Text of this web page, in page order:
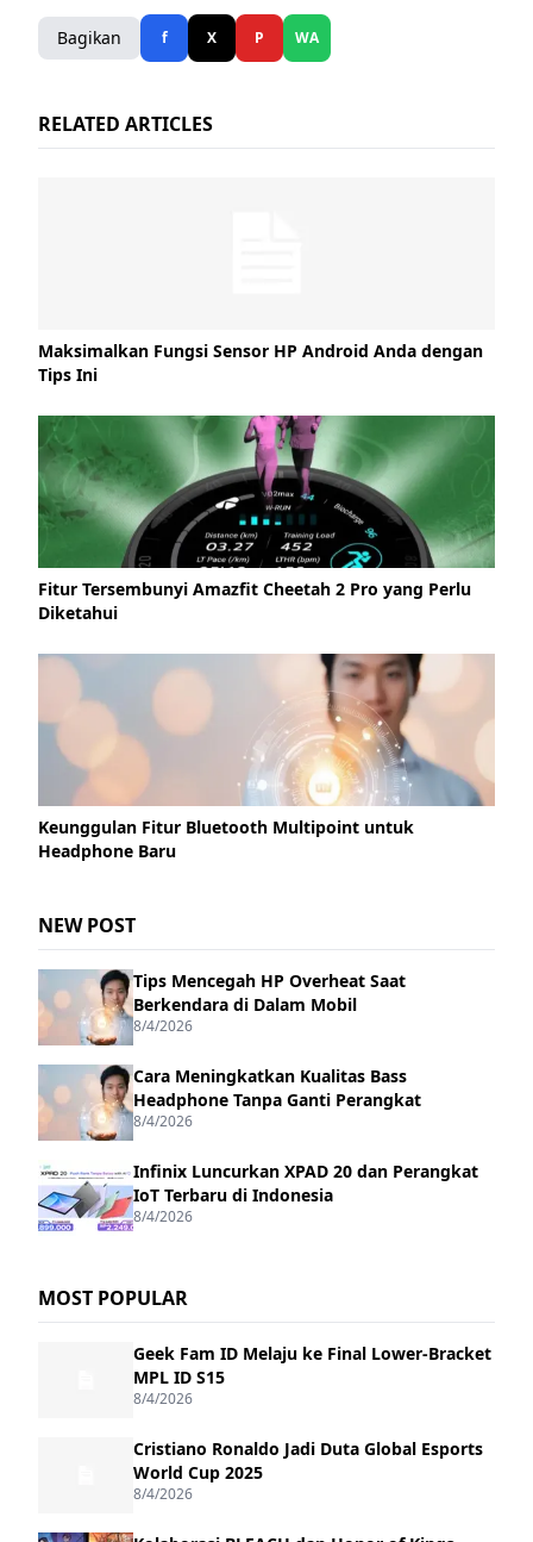
Bagikan f X P WA
RELATED ARTICLES
Maksimalkan Fungsi Sensor HP Android Anda dengan
Tips Ini
Fitur Tersembunyi Amazfit Cheetah 2 Pro yang Perlu
Diketahui
Keunggulan Fitur Bluetooth Multipoint untuk
Headphone Baru
NEW POST
Tips Mencegah HP Overheat Saat
Berkendara di Dalam Mobil
8/4/2026
Cara Meningkatkan Kualitas Bass
Headphone Tanpa Ganti Perangkat
8/4/2026
Infinix Luncurkan XPAD 20 dan Perangkat
IoT Terbaru di Indonesia
8/4/2026
MOST POPULAR
Geek Fam ID Melaju ke Final Lower-Bracket
MPL ID S15
8/4/2026
Cristiano Ronaldo Jadi Duta Global Esports
World Cup 2025
8/4/2026